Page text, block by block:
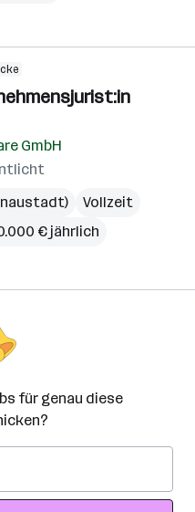
GmbH
Vollzeit
€ jährlich
für genau diese